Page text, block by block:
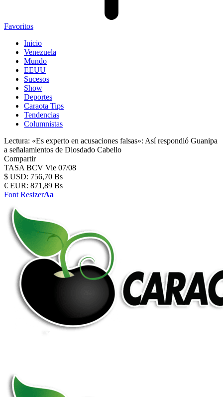
Favoritos
Inicio
Venezuela
Mundo
EEUU
Sucesos
Show
Deportes
Caraota Tips
Tendencias
Columnistas
Lectura: «Es experto en acusaciones falsas»: Así respondió Guanipa
a señalamientos de Diosdado Cabello
Compartir
TASA BCV Vie 07/08
$ USD: 756,70 Bs
€ EUR: 871,89 Bs
Font ResizerAa